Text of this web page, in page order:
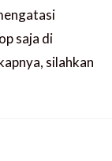
saja di
silahkan